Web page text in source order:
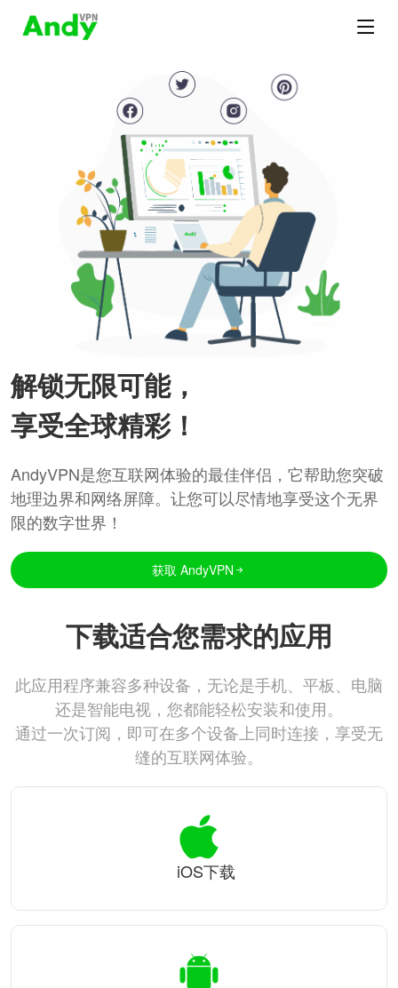
解锁无限可能，
享受全球精彩！
AndyVPN是您互联网体验的最佳伴侣，它帮助您突破
地理边界和网络屏障。让您可以尽情地享受这个无界
限的数字世界！
获取 AndyVPN
下载适合您需求的应用
此应用程序兼容多种设备，无论是手机、平板、电脑
还是智能电视，您都能轻松安装和使用。
通过一次订阅，即可在多个设备上同时连接，享受无
缝的互联网体验。
iOS下载